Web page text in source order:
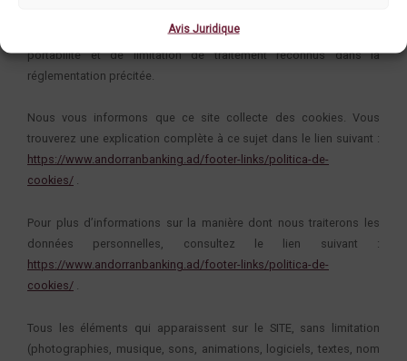
Avis Juridique
d’accès, de rectification, de suppression, d’opposition, de
portabilité et de limitation de traitement reconnus dans la
réglementation précitée.
Nous vous informons que ce site collecte des cookies. Vous
trouverez une explication complète à ce sujet dans le lien suivant :
https://www.andorranbanking.ad/footer-links/politica-de-
cookies/ .
Pour plus d’informations sur la manière dont nous traiterons les
données personnelles, consultez le lien suivant :
https://www.andorranbanking.ad/footer-links/politica-de-
cookies/ .
Tous les éléments qui apparaissent sur le SITE, sans limitation
(photographies, musique, sons, animations, logiciels, textes, nom